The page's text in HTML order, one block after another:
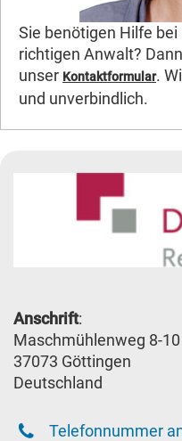
Sie benötigen Hilfe
richtigen Anwalt?
unser Kontaktformular.
und unverbindlich.
Anschrift:
Maschmühlenweg 8-10
37073 Göttingen
Deutschland
Telefonnummer